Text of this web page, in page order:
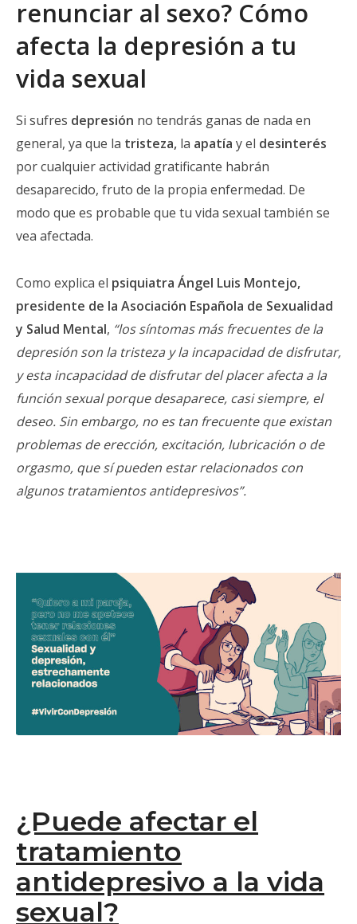
renunciar al sexo? Cómo
afecta la depresión a tu
vida sexual
Si sufres depresión no tendrás ganas de nada en
general, ya que la tristeza, la apatía y el desinterés
por cualquier actividad gratificante habrán
desaparecido, fruto de la propia enfermedad. De
modo que es probable que tu vida sexual también se
vea afectada.
Como explica el psiquiatra Ángel Luis Montejo,
presidente de la Asociación Española de Sexualidad
y Salud Mental, “los síntomas más frecuentes de la
depresión son la tristeza y la incapacidad de disfrutar,
y esta incapacidad de disfrutar del placer afecta a la
función sexual porque desaparece, casi siempre, el
deseo. Sin embargo, no es tan frecuente que existan
problemas de erección, excitación, lubricación o de
orgasmo, que sí pueden estar relacionados con
algunos tratamientos antidepresivos”.
¿Puede afectar el
tratamiento
antidepresivo a la vida
sexual?